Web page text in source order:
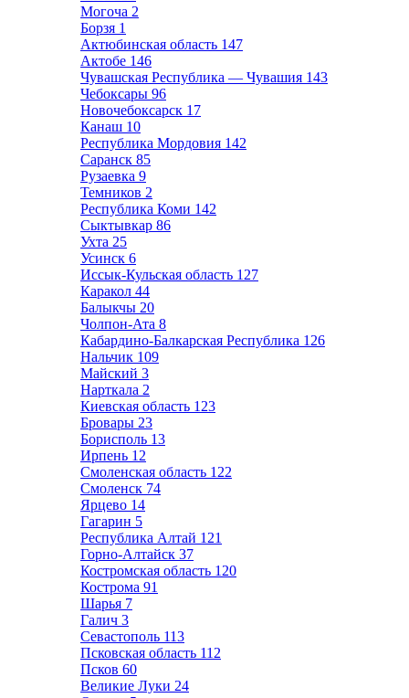
Могоча 2
Борзя 1
Актюбинская область 147
Актобе 146
Чувашская Республика — Чувашия 143
Чебоксары 96
Новочебоксарск 17
Канаш 10
Республика Мордовия 142
Саранск 85
Рузаевка 9
Темников 2
Республика Коми 142
Сыктывкар 86
Ухта 25
Усинск 6
Иссык-Кульская область 127
Каракол 44
Балыкчы 20
Чолпон-Ата 8
Кабардино-Балкарская Республика 126
Нальчик 109
Майский 3
Нарткала 2
Киевская область 123
Бровары 23
Борисполь 13
Ирпень 12
Смоленская область 122
Смоленск 74
Ярцево 14
Гагарин 5
Республика Алтай 121
Горно-Алтайск 37
Костромская область 120
Кострома 91
Шарья 7
Галич 3
Севастополь 113
Псковская область 112
Псков 60
Великие Луки 24